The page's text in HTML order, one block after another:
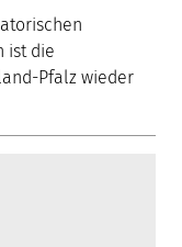
ist die
Pfalz wieder